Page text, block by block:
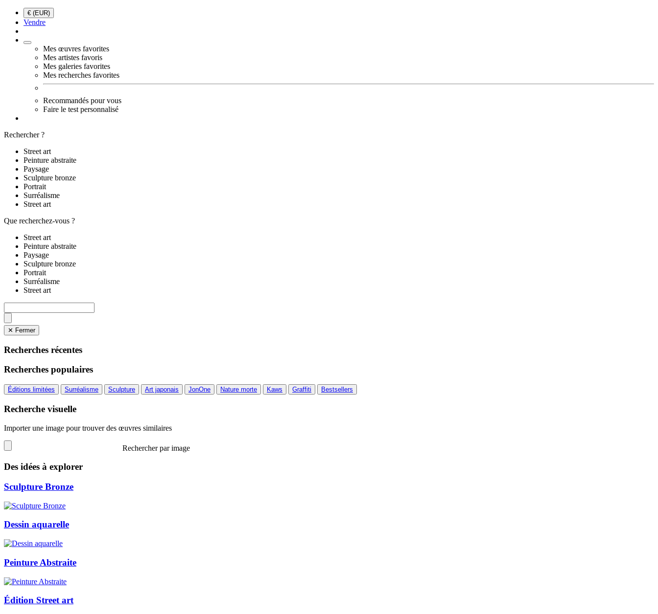
€ (EUR)
Vendre
Mes œuvres favorites
Mes artistes favoris
Mes galeries favorites
Mes recherches favorites
Recommandés pour vous
Faire le test personnalisé
Rechercher ?
Street art
Peinture abstraite
Paysage
Sculpture bronze
Portrait
Surréalisme
Street art
Que recherchez-vous ?
Street art
Peinture abstraite
Paysage
Sculpture bronze
Portrait
Surréalisme
Street art
✕ Fermer
Recherches récentes
Recherches populaires
Éditions limitées Surréalisme Sculpture Art japonais JonOne Nature morte Kaws Graffiti Bestsellers
Recherche visuelle
Importer une image pour trouver des œuvres similaires
Rechercher par image
Des idées à explorer
Sculpture Bronze
Dessin aquarelle
Peinture Abstraite
Édition Street art